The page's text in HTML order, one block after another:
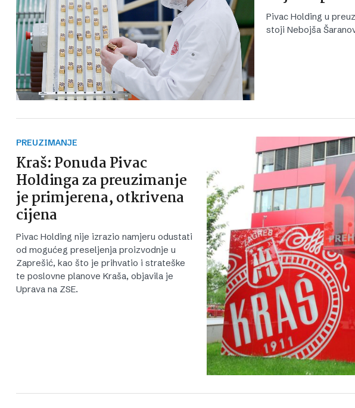
Pivac Holding u
stoji Nebojša
PREUZIMANJE
Kraš: Ponuda Pivac
Holdinga za preuzimanje
je primjerena, otkrivena
cijena
Pivac Holding nije izrazio namjeru odustati
od mogućeg preseljenja proizvodnje u
Zaprešić, kao što je prihvatio i strateške
te poslovne planove Kraša, objavila je
Uprava na ZSE.